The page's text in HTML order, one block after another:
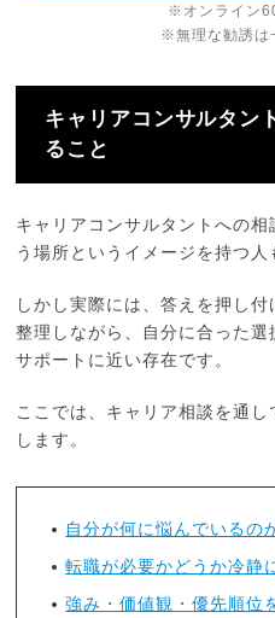
※オンライン
※無理な勧誘は
キャリアコンサルタン
ること
キャリアコンサルタントへの
う場所というイメージを持つ人
しかし実際には、答えを押し
整理しながら、自分に合った
サポートに近い存在です。
ここでは、キャリア相談を通
します。
自分が何に悩んでいるの
転職が必要かどうか冷静
強み・価値観・優先順位